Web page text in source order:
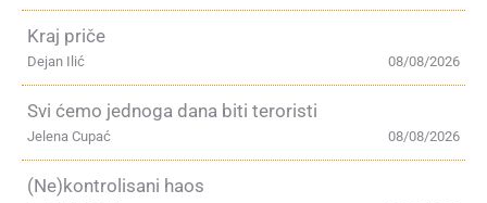
Kraj priče
08/08/2026
Dejan Ilić
Svi ćemo jednoga dana biti teroristi
08/08/2026
Jelena Cupać
(Ne)kontrolisani haos